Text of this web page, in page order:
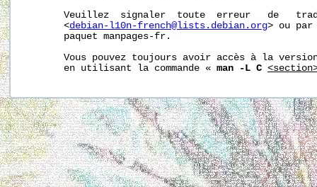
Veuillez  signaler  toute  erreur   de
       <
debian-l10n-french@lists.debian.org> ou par
       paquet manpages-fr.
Vous pouvez toujours avoir accès à la
       en utilisant la commande «
man -L C